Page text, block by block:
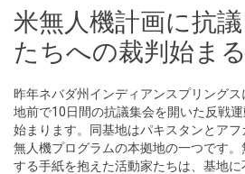
米無人機計画に抗
たちへの裁判始ま
昨年ネバダ州インディアンスプリング
地前で10日間の抗議集会を開いた反戦
始まります。同基地はパキスタンとア
無人機プログラムの本拠地の一つです
する手紙を抱えた活動家たちは、基地